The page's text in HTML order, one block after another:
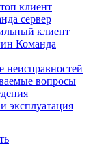
клиент
сервер
клиент
Команда
неисправностей
вопросы
эксплуатация